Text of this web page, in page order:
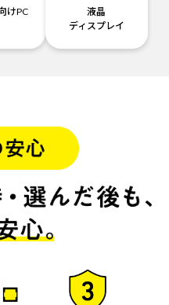
けPC
液晶
ディスプレイ